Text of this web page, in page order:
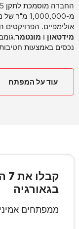
אולימפיים. הפרויקטים
מידטאון ו מונטמר.
נכסים באמצעות
עוד על המפתח
בגאורגיה
ממפתחים